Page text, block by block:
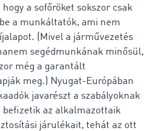
a sofőröket sokszor csak
a munkáltatók, ami nem
(Mivel a járművezetés
segédmunkának minősül,
még a garantált
meg.) Nyugat-Európában
javarészt a szabályoknak
az alkalmazottaik
járulékait, tehát az ott